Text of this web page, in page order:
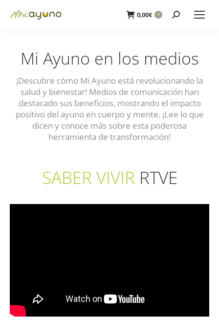
0,00€ 0 Buscar:
Mi Ayuno en los medios
¡Descubre cómo Mi Ayuno está revolucionando la
salud y bienestar! Medios de comunicación han
destacado sus beneficios, mostrando el impacto
positivo del ayuno en cuerpo y mente. ¡Lee lo que
dicen y conoce más sobre esta poderosa
herramienta de transformación!
SABER VIVIR RTVE